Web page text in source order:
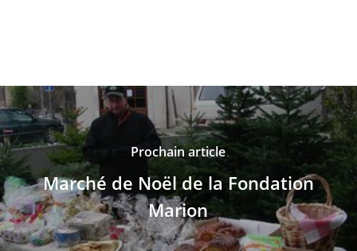
Prochain article
Marché de Noël de la Fondation
Marion